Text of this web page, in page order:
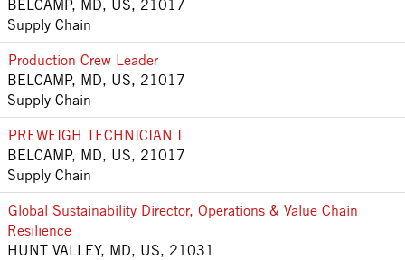
BELCAMP, MD, US, 21017
Supply Chain
Production Crew Leader
BELCAMP, MD, US, 21017
Supply Chain
PREWEIGH TECHNICIAN I
BELCAMP, MD, US, 21017
Supply Chain
Global Sustainability Director, Operations & Value Chain
Resilience
HUNT VALLEY, MD, US, 21031